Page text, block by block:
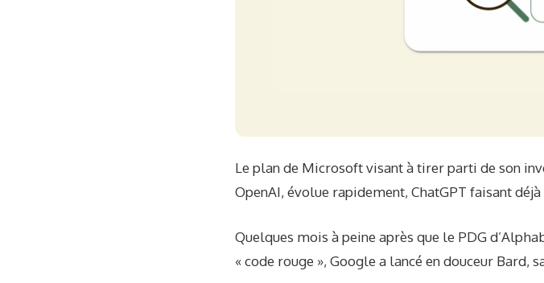
Le plan de Microsoft visant à tirer parti de son
OpenAI, évolue rapidement, ChatGPT faisant
Quelques mois à peine après que le PDG
« code rouge », Google a lancé en douceur Bard,